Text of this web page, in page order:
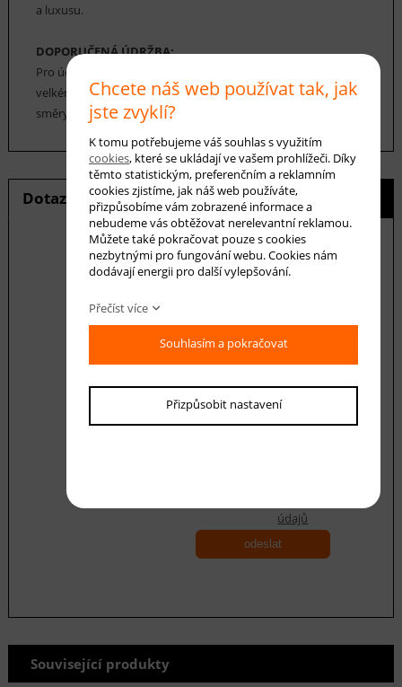
a luxusu.
DOPORUČENÁ ÚDRŽBA:
Pro údržbu koberců Bowi Mona postačí suché vysávání, při
velkém úklidu vyklepání. Vysávání by mělo probíhat všemi
směry.
Dotaz na produkt Hlídání ceny
údajů
odeslat
Související produkty
Chcete náš web používat tak, jak
jste zvyklí?
K tomu potřebujeme váš souhlas s využitím
cookies, které se ukládají ve vašem prohlížeči. Díky
těmto statistickým, preferenčním a reklamním
cookies zjistíme, jak náš web používáte,
přizpůsobíme vám zobrazené informace a
nebudeme vás obtěžovat nerelevantní reklamou.
Můžete také pokračovat pouze s cookies
nezbytnými pro fungování webu. Cookies nám
dodávají energii pro další vylepšování.
Přečíst více
Souhlasím a pokračovat
Přizpůsobit nastavení